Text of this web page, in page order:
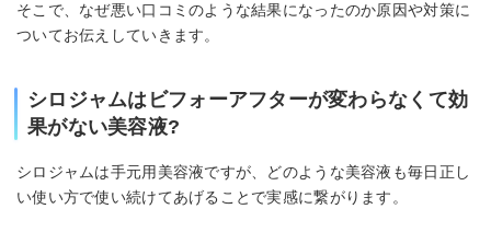
そこで、なぜ悪い口コミのような結果になったのか原因や対策に
ついてお伝えしていきます。
シロジャムはビフォーアフターが変わらなくて効
果がない美容液?
シロジャムは手元用美容液ですが、どのような美容液も毎日正し
い使い方で使い続けてあげることで実感に繋がります。